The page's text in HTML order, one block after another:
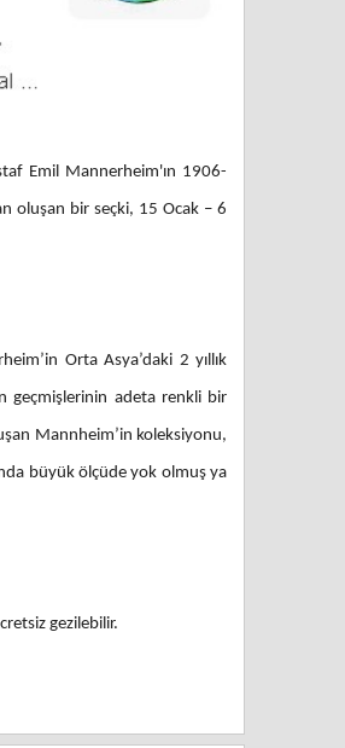
Emil Mannerheim'ın 1906-
oluşan bir seçki, 15 Ocak – 6
Orta Asya’daki 2 yıllık
geçmişlerinin adeta renkli bir
Mannheim’in koleksiyonu,
büyük ölçüde yok olmuş ya
gezilebilir.